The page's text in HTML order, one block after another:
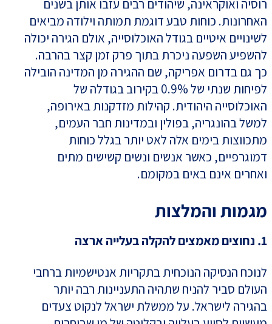
רוסיה ואוקראינה, שיהודים רבים עזבו אותן בשנים
האחרונות. כוחות טבע דוגמת תמותה וילודה מביאים
לשינויים איטיים בגודל האוכלוסייה, אולם הגירה יכולה
להשפיע השפעה ניכרת בתוך פרק זמן קצר בהרבה.
כך גם בדרום אפריקה, שם ההגירה מן המדינה הובילה
לפיחות שנתי של 0.9% בקירוב בגודלה של
האוכלוסייה היהודית. קהילות מזדקנות באירופה,
למשל בהונגריה, בפולין ובמדינות חבר העמים,
מתכווצות בימים אלה לאט יותר בגלל כוחות
דמוגרפיים, כאשר אנשים ונשים קשישים מתים
ואחרים אינם באים במקומם.
מגמות והמלצות
1. נחוצים מאמצים להקלה בעלייה ארצה
לנוכח הנסיקה הנוכחית בתקריות אנטישמיות ברחבי
העולם סביר להניח שתהיה התעניינות רבה יותר
בהגירה לישראל. על ממשלת ישראל לנקוט צעדים